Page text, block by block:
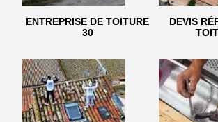
ENTREPRISE DE TOITURE
30
DEVIS